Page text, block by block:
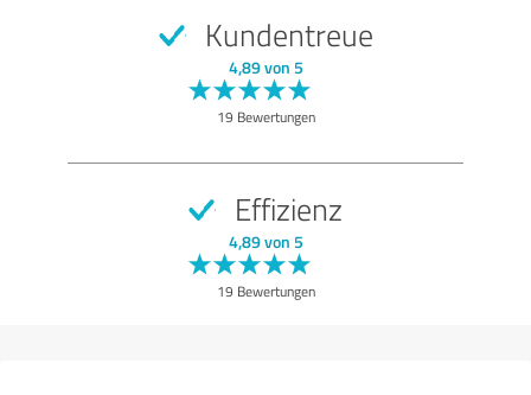
Kundentreue
4,89 von 5
19 Bewertungen
Effizienz
4,89 von 5
19 Bewertungen